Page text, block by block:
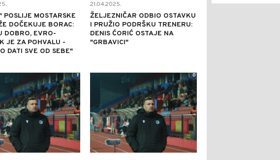
POSLIJE MOSTARSKE
DOČEKUJE BORAC:
DOBRO, EVRO-
JE ZA POHVALU -
DATI SVE OD SEBE"
21.04.2025.
ŽELJEZNIČAR ODBIO OSTAVKU
I PRUŽIO PODRŠKU TRENERU:
DENIS ĆORIĆ OSTAJE NA
"GRBAVICI"
1 0